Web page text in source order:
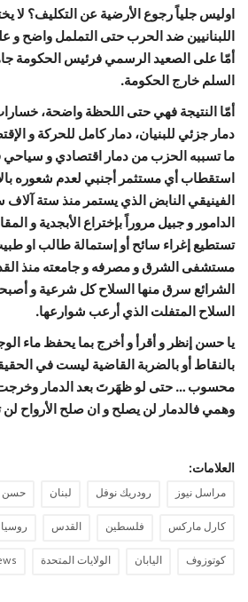
اوليس جلياً رجوع الأرضية عن التكليف؟ لا
اللبنانيين ضد الحرب حتى التململ واضح و
أمّا على الصعيد الرسمي فرئيس الحكومة
السلم خارج الحكومة.
أمّا النتيجة فهي حتى اللحظة واضحة،
دمار جزئي للبنيان، دمار كامل للحركة و
ما تسببه الحزب من دمار اقتصادي و سياحي
استقطاب أي مستثمر أجنبي لعدم شعوره
الفينيقي النابض الذي يستمر منذ ستة
الدامور و جبيل مروراً بإختراع الأبجدية و
تستطيع إغراء سائح أو إستمالة طالب او
مستشفى الشرق و مصرفه و جامعته منذ
الشرائع سرق منها السلاح كل شرعية و
السلاح المتفلت الذي أرعب شوارعها.
يا حسن إنظر و أقرأ و أخرج بما يحفظ ماء
بالنقاط أو بالضربة القاضية ليست في
محسوب … حتى لو ظهَرتَ بعد الدمار وخرجت
وهمي فالدمار لن يصلح و ان صلح الأرواح لن
العلامات:
مراسل نيوز رودريك نوفل لبنان حسن
كارل ماركس
فلسطين القدس روسيا
كوتوزوف
اليابان الولايات المتحدة